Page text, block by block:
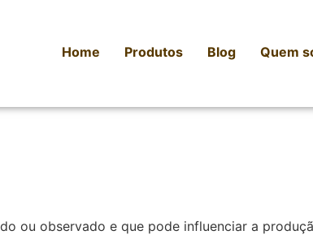
Home Produtos Blog Quem
ou observado e que pode influenciar a